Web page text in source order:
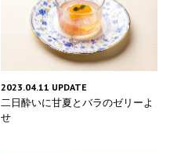
2023.04.11 UPDATE
二日酔いに甘夏とバラのゼリーよ
せ